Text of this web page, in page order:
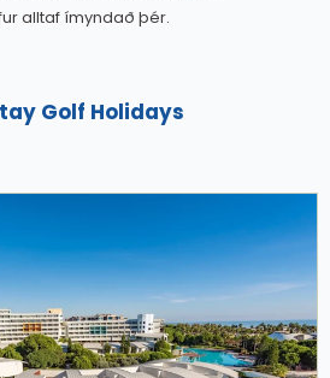
alltaf ímyndað þér.
Golf Holidays